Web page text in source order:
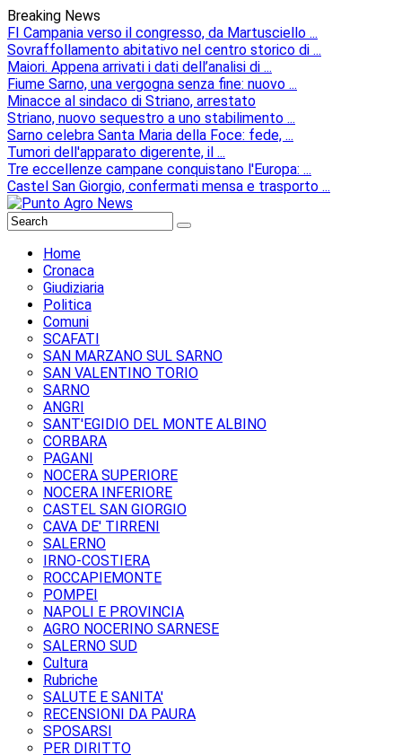
Breaking News
FI Campania verso il congresso, da Martusciello ...
Sovraffollamento abitativo nel centro storico di ...
Maiori. Appena arrivati i dati dell’analisi di ...
Fiume Sarno, una vergogna senza fine: nuovo ...
Minacce al sindaco di Striano, arrestato
Striano, nuovo sequestro a uno stabilimento ...
Sarno celebra Santa Maria della Foce: fede, ...
Tumori dell'apparato digerente, il ...
Tre eccellenze campane conquistano l'Europa: ...
Castel San Giorgio, confermati mensa e trasporto ...
Home
Cronaca
Giudiziaria
Politica
Comuni
SCAFATI
SAN MARZANO SUL SARNO
SAN VALENTINO TORIO
SARNO
ANGRI
SANT'EGIDIO DEL MONTE ALBINO
CORBARA
PAGANI
NOCERA SUPERIORE
NOCERA INFERIORE
CASTEL SAN GIORGIO
CAVA DE' TIRRENI
SALERNO
IRNO-COSTIERA
ROCCAPIEMONTE
POMPEI
NAPOLI E PROVINCIA
AGRO NOCERINO SARNESE
SALERNO SUD
Cultura
Rubriche
SALUTE E SANITA'
RECENSIONI DA PAURA
SPOSARSI
PER DIRITTO